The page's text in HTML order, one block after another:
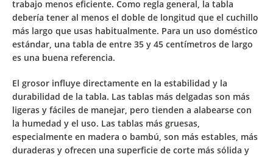
trabajo menos eficiente. Como regla general, la tabla
debería tener al menos el doble de longitud que el cuchillo
más largo que usas habitualmente. Para un uso doméstico
estándar, una tabla de entre 35 y 45 centímetros de largo
es una buena referencia.
El grosor influye directamente en la estabilidad y la
durabilidad de la tabla. Las tablas más delgadas son más
ligeras y fáciles de manejar, pero tienden a alabearse con
la humedad y el uso. Las tablas más gruesas,
especialmente en madera o bambú, son más estables, más
duraderas y ofrecen una superficie de corte más sólida y